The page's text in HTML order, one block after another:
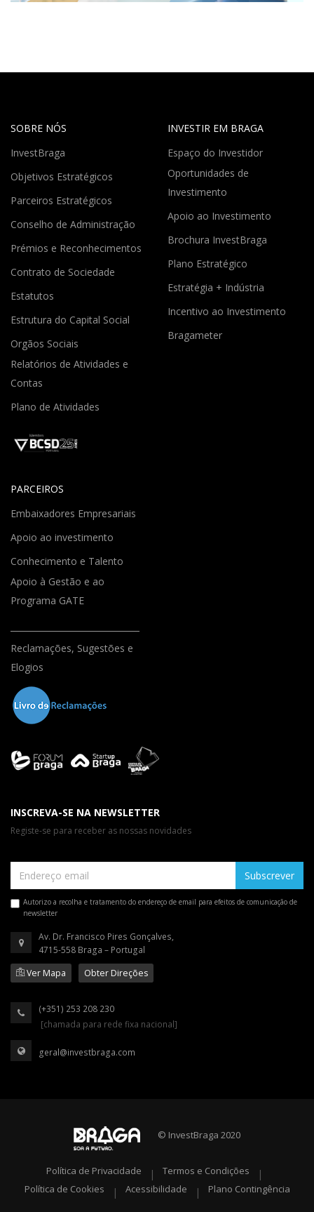
SOBRE NÓS
InvestBraga
Objetivos Estratégicos
Parceiros Estratégicos
Conselho de Administração
Prémios e Reconhecimentos
Contrato de Sociedade
Estatutos
Estrutura do Capital Social
Orgãos Sociais
Relatórios de Atividades e
Contas
Plano de Atividades
INVESTIR EM BRAGA
Espaço do Investidor
Oportunidades de
Investimento
Apoio ao Investimento
Brochura InvestBraga
Plano Estratégico
Estratégia + Indústria
Incentivo ao Investimento
Bragameter
PARCEIROS
Embaixadores Empresariais
Apoio ao investimento
Conhecimento e Talento
Apoio à Gestão e ao
Programa GATE
Reclamações, Sugestões e
Elogios
INSCREVA-SE NA NEWSLETTER
Registe-se para receber as nossas novidades
Subscrever
Autorizo a recolha e tratamento do endereço de email para efeitos de comunicação de
newsletter
Av. Dr. Francisco Pires Gonçalves,
4715-558 Braga – Portugal
Ver Mapa
Obter Direções
(+351) 253 208 230
[chamada para rede fixa nacional]
geral@investbraga.com
© InvestBraga 2020
Política de Privacidade | Termos e Condições |
Política de Cookies | Acessibilidade | Plano Contingência